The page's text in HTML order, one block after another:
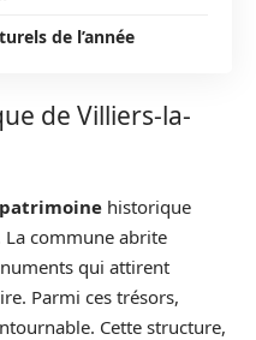
de l’année
de Villiers-la-
patrimoine historique
La commune abrite
qui attirent
Parmi ces trésors,
Cette structure,